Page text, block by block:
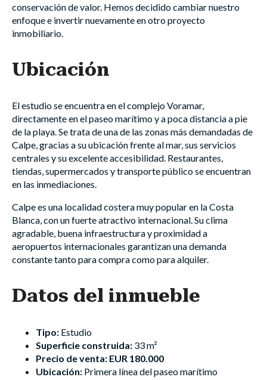
conservación de valor. Hemos decidido cambiar nuestro
enfoque e invertir nuevamente en otro proyecto
inmobiliario.
Ubicación
El estudio se encuentra en el complejo Voramar,
directamente en el paseo marítimo y a poca distancia a pie
de la playa. Se trata de una de las zonas más demandadas de
Calpe, gracias a su ubicación frente al mar, sus servicios
centrales y su excelente accesibilidad. Restaurantes,
tiendas, supermercados y transporte público se encuentran
en las inmediaciones.
Calpe es una localidad costera muy popular en la Costa
Blanca, con un fuerte atractivo internacional. Su clima
agradable, buena infraestructura y proximidad a
aeropuertos internacionales garantizan una demanda
constante tanto para compra como para alquiler.
Datos del inmueble
Tipo: Estudio
Superficie construida: 33 m²
Precio de venta: EUR 180.000
Ubicación: Primera línea del paseo marítimo